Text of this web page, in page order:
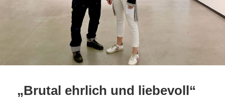
„Brutal ehrlich und liebevoll“